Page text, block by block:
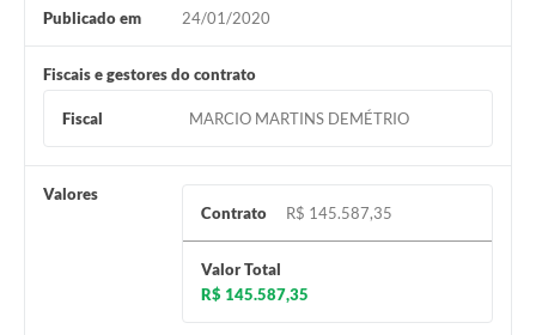
Publicado em 24/01/2020
Fiscais e gestores do contrato
Fiscal MARCIO MARTINS DEMÉTRIO
Valores
Contrato
R$ 145.587,35
Valor Total
R$ 145.587,35